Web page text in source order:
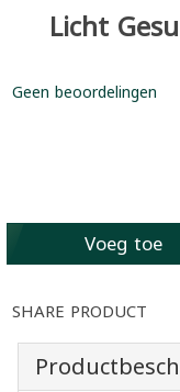
Licht
Geen beoordelingen
Voeg toe
SHARE PRODUCT